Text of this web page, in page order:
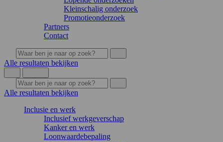
Kleinschalig onderzoek
Promotieonderzoek
Partners
Contact
Alle resultaten bekijken
Alle resultaten bekijken
Inclusie en werk
Inclusief werkgeverschap
Kanker en werk
Loonwaardebepaling